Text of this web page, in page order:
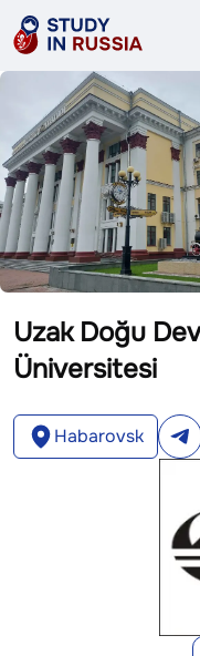
Uzak Doğu
Üniversitesi
Habarovsk